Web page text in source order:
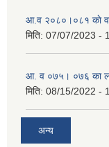
आ.व २०८०।०८१ काे
मिति: 07/07/2023 -
आ. व ०७५। ०७६ का
मिति: 08/15/2022 -
अन्य